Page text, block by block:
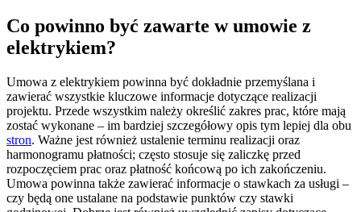
Co powinno być zawarte w umowie z
elektrykiem?
Umowa z elektrykiem powinna być dokładnie przemyślana i
zawierać wszystkie kluczowe informacje dotyczące realizacji
projektu. Przede wszystkim należy określić zakres prac, które mają
zostać wykonane – im bardziej szczegółowy opis tym lepiej dla obu
stron. Ważne jest również ustalenie terminu realizacji oraz
harmonogramu płatności; często stosuje się zaliczkę przed
rozpoczęciem prac oraz płatność końcową po ich zakończeniu.
Umowa powinna także zawierać informacje o stawkach za usługi –
czy będą one ustalane na podstawie punktów czy stawki